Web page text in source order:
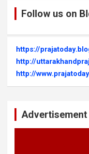
Follow us on
https://
http://
http://
Advertisement